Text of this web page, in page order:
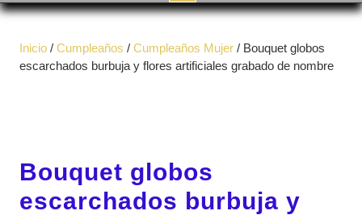
de
apertura
Inicio / Cumpleaños / Cumpleaños Mujer / Bouquet globos
escarchados burbuja y flores artificiales grabado de nombre
Bouquet globos
escarchados burbuja y